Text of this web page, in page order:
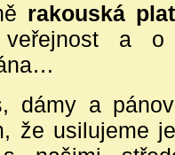
rakouská
veřejnost a
dámy a
že usilujeme